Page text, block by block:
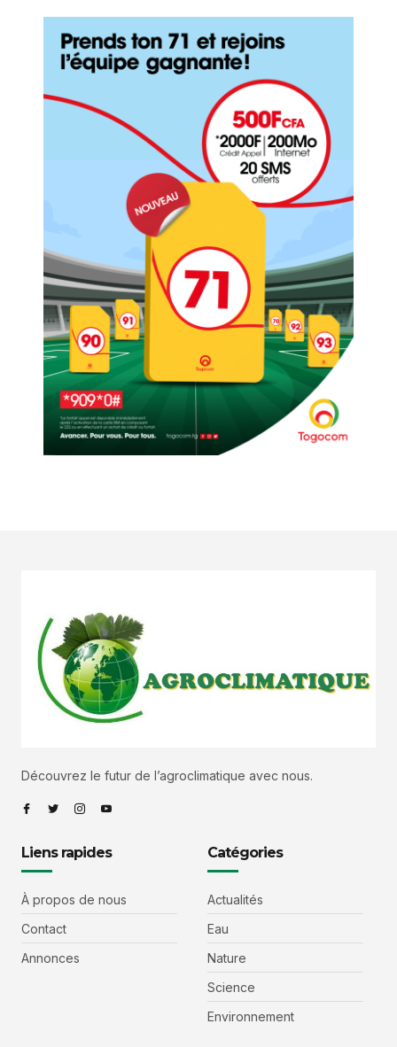
Découvrez le futur de l’agroclimatique avec nous.
Liens rapides
À propos de nous
Contact
Annonces
Catégories
Actualités
Eau
Nature
Science
Environnement